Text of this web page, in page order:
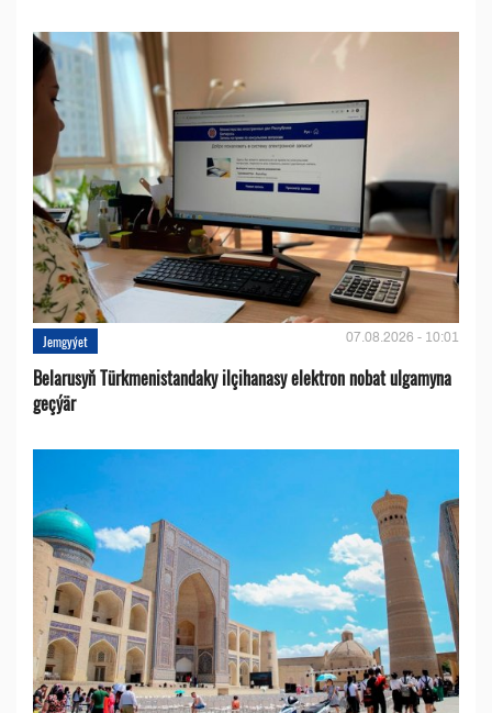
Jemgyýet 07.08.2026 - 10:01
Belarusyň Türkmenistandaky ilçihanasy elektron nobat ulgamyna
geçýär